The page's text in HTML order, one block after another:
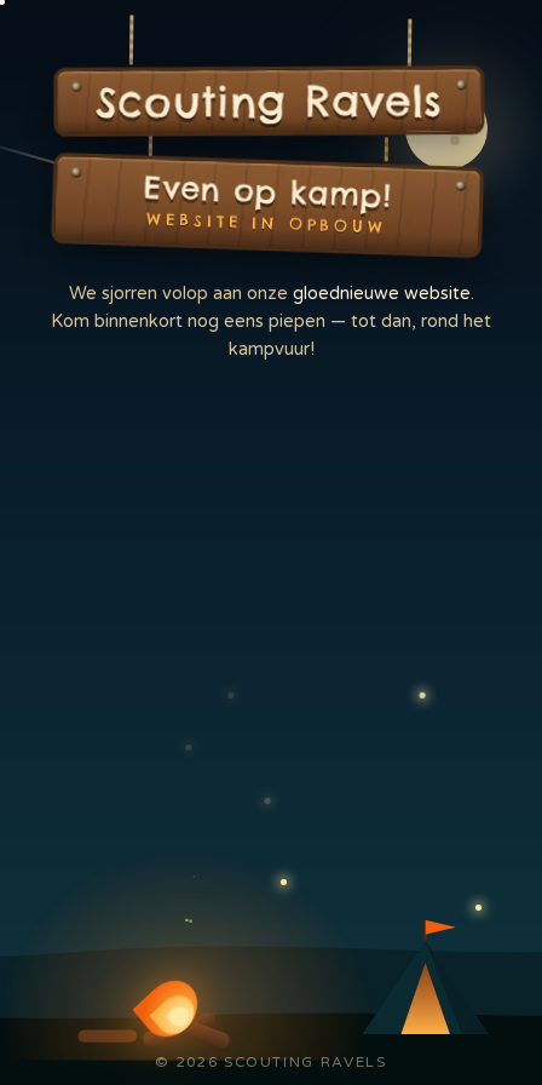
Scouting Ravels
Even op kamp!
WEBSITE IN OPBOUW
We sjorren volop aan onze gloednieuwe website.
Kom binnenkort nog eens piepen — tot dan, rond het
kampvuur!
© 2026 SCOUTING RAVELS